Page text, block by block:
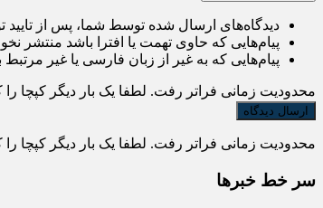
دیدگاه‌های ارسال شده توسط شما، پس از
پیام‌هایی که حاوی تهمت یا افترا باشد منتشر
پیام‌هایی که به غیر از زبان فارسی یا غیر
محدودیت زمانی فراتر رفت. لطفا یک بار دیگر کپچا را
محدودیت زمانی فراتر رفت. لطفا یک بار دیگر کپچا را
سر خط خبرها